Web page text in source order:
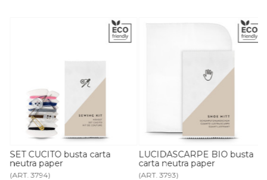
SET CUCITO busta carta
neutra paper
(ART. 3794)
LUCIDASCARPE BIO busta
carta neutra paper
(ART. 3793)